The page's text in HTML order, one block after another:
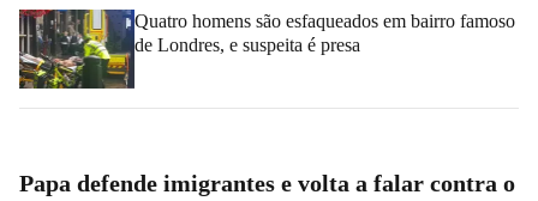
Quatro homens são esfaqueados em bairro famoso
de Londres, e suspeita é presa
Papa defende imigrantes e volta a falar contra o